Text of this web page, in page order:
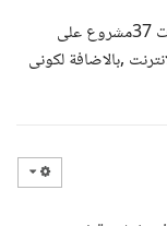
السلام عليكم اخى الكريم بصفتى مستقل مميز نفذت 37مشروع على
,بالاضافة لكونى